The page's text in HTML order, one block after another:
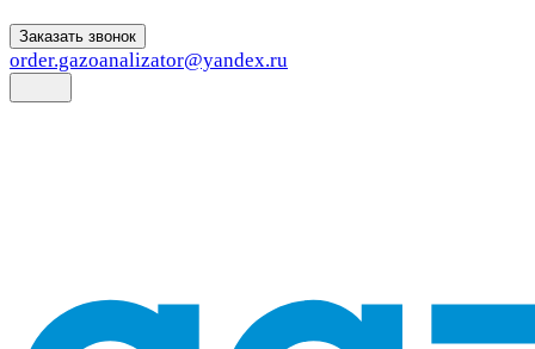
Заказать звонок
order.gazoanalizator@yandex.ru